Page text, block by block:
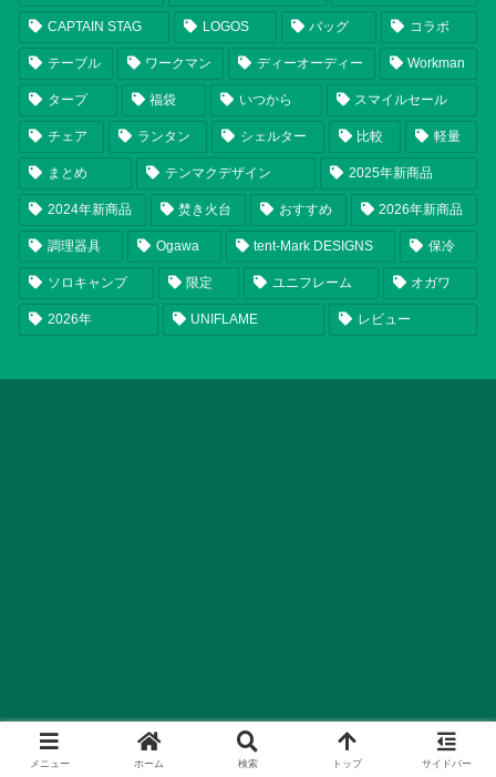
CAPTAIN STAG LOGOS バッグ コラボ
テーブル ワークマン ディーオーディー Workman
タープ 福袋 いつから スマイルセール
チェア ランタン シェルター 比較 軽量
まとめ テンマクデザイン 2025年新商品
2024年新商品 焚き火台 おすすめ 2026年新商品
調理器具 Ogawa tent-Mark DESIGNS 保冷
ソロキャンプ 限定 ユニフレーム オガワ
2026年 UNIFLAME レビュー
メニュー ホーム 検索 トップ サイドバー